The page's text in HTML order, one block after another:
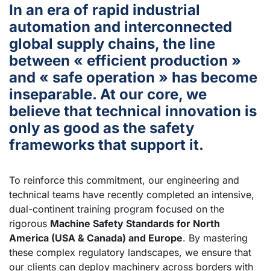
In an era of rapid industrial
automation and interconnected
global supply chains, the line
between « efficient production »
and « safe operation » has become
inseparable. At our core, we
believe that technical innovation is
only as good as the safety
frameworks that support it.
To reinforce this commitment, our engineering and
technical teams have recently completed an intensive,
dual-continent training program focused on the
rigorous Machine Safety Standards for North
America (USA & Canada) and Europe. By mastering
these complex regulatory landscapes, we ensure that
our clients can deploy machinery across borders with